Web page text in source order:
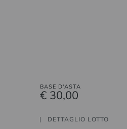
BASE D'ASTA
€ 30,00
DETTAGLIO LOTTO